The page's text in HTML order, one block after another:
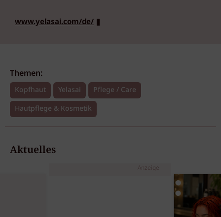
www.yelasai.com/de/
Themen:
Kopfhaut Yelasai
Pflege / Care
Hautpflege & Kosmetik
Aktuelles
Anzeige